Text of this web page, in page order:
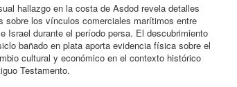
hallazgo en la costa de Asdod revela detalles
sobre los vínculos comerciales marítimos entre
Israel durante el período persa. El descubrimiento
bañado en plata aporta evidencia física sobre el
cultural y económico en el contexto histórico
Testamento.